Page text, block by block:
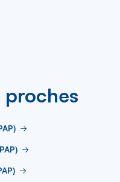
proches